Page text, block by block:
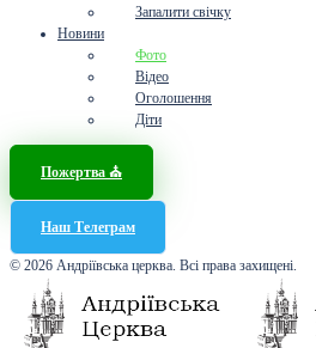
Запалити свічку
Новини
Фото
Відео
Оголошення
Діти
Пожертва ⛪️
Наш Телеграм
© 2026 Андріївська церква. Всі права захищені.